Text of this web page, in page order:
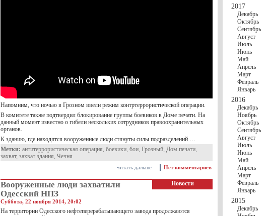
Напомним, что ночью в Грозном ввели режим контртеррористической операции.
В комитете также подтвердил блокирование группы боевиков в Доме печати. На
данный момент известно о гибели нескольких сотрудников правоохранительных
органов.
К зданию, где находятся вооруженные люди стянуты силы подразделений …
Метки: антитеррористическая операция, боевики, бои, Грозный, Дом печати,
захват, захват здания, Чечня
Нет комментариев
читать дальше
Новости
Вооруженные люди захватили
Одесский НПЗ
Суббота, 22 ноября 2014, 20:02
На территории Одесского нефтеперерабатывающего завода продолжаются
2017
Декабрь
Октябрь
Сентябрь
Август
Июль
Июнь
Май
Апрель
Март
Февраль
Январь
2016
Декабрь
Ноябрь
Октябрь
Сентябрь
Август
Июль
Июнь
Май
Апрель
Март
Февраль
Январь
2015
Декабрь